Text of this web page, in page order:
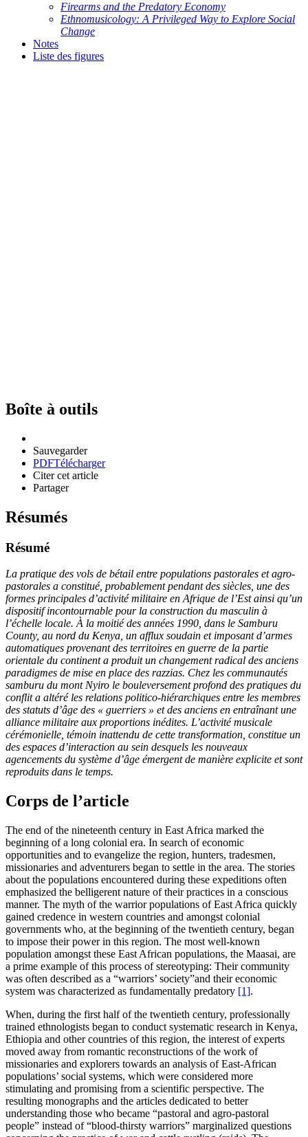
Firearms and the Predatory Economy
Ethnomusicology: A Privileged Way to Explore Social
Change
Notes
Liste des figures
Boîte à outils
Sauvegarder
PDFTélécharger
Citer cet article
Partager
Résumés
Résumé
La pratique des vols de bétail entre populations pastorales et agro-
pastorales a constitué, probablement pendant des siècles, une des
formes principales d’activité militaire en Afrique de l’Est ainsi qu’un
dispositif incontournable pour la construction du masculin à
l’échelle locale. À la moitié des années 1990, dans le Samburu
County, au nord du Kenya, un afflux soudain et imposant d’armes
automatiques provenant des territoires en guerre de la partie
orientale du continent a produit un changement radical des anciens
paradigmes de mise en place des razzias. Chez les communautés
samburu du mont Nyiro le bouleversement profond des pratiques du
conflit a altéré les relations politico-hiérarchiques entre les membres
des statuts d’âge des « guerriers » et des anciens en entraînant une
alliance militaire aux proportions inédites. L’activité musicale
cérémonielle, témoin inattendu de cette transformation, constitue un
des espaces d’interaction au sein desquels les nouveaux
agencements du système d’âge émergent de manière explicite et sont
reproduits dans le temps.
Corps de l’article
The end of the nineteenth century in East Africa marked the
beginning of a long colonial era. In search of economic
opportunities and to evangelize the region, hunters, tradesmen,
missionaries and adventurers began to settle in the area. The stories
about the populations encountered during these expeditions often
emphasized the belligerent nature of their practices in a conscious
manner. The myth of the warrior populations of East Africa quickly
gained credence in western countries and amongst colonial
governments who, at the beginning of the twentieth century, began
to impose their power in this region. The most well-known
population amongst these East African populations, the Maasai, are
a prime example of this process of stereotyping: Their community
was often described as a “warriors’ society”and their economic
system was characterized as fundamentally predatory [1].
When, during the first half of the twentieth century, professionally
trained ethnologists began to conduct systematic research in Kenya,
Ethiopia and other countries of this region, the interest of experts
moved away from romantic reconstructions of the work of
missionaries and explorers towards an analysis of East-African
populations’ social systems, which were considered more
stimulating and promising from a scientific perspective. The
resulting monographs and the articles dedicated to better
understanding those who became “pastoral and agro-pastoral
people” instead of “blood-thirsty warriors” marginalized questions